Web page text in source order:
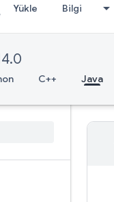
Yükle Bilgi
C++ Java